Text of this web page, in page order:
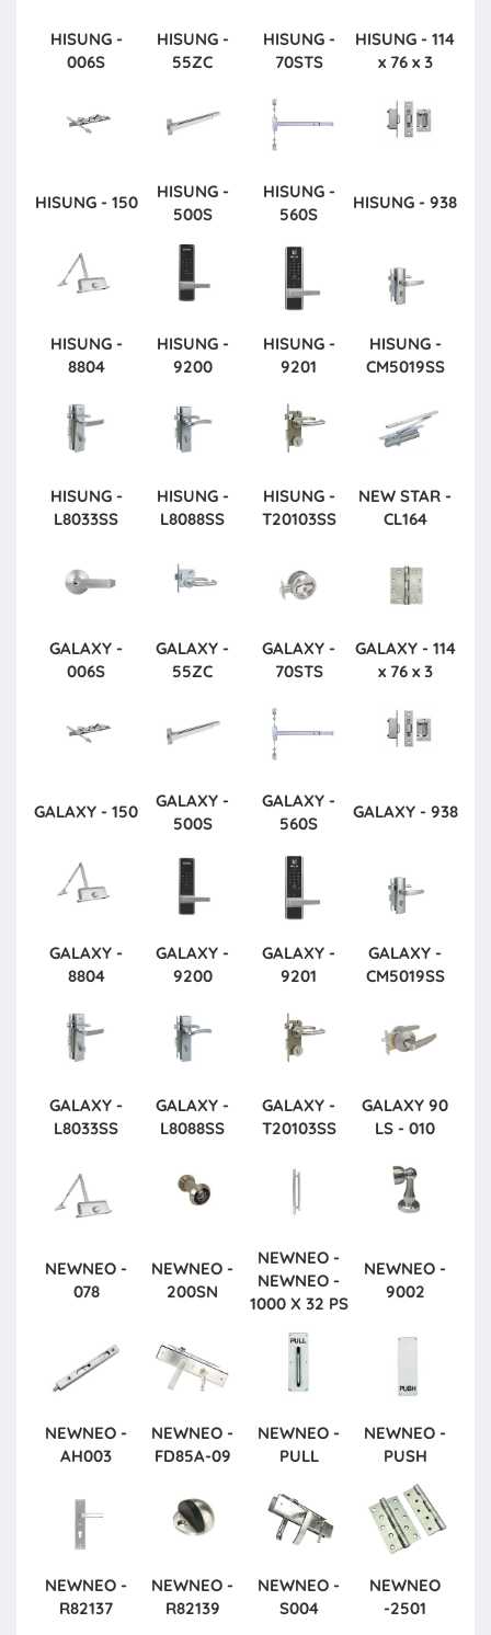
HISUNG -
006S
HISUNG -
55ZC
HISUNG -
70STS
HISUNG - 114
x 76 x 3
HISUNG - 150
HISUNG -
500S
HISUNG -
560S
HISUNG - 938
HISUNG -
8804
HISUNG -
9200
HISUNG -
9201
HISUNG -
CM5019SS
HISUNG -
L8033SS
HISUNG -
L8088SS
HISUNG -
T20103SS
NEW STAR -
CL164
GALAXY -
006S
GALAXY -
55ZC
GALAXY -
70STS
GALAXY - 114
x 76 x 3
GALAXY - 150
GALAXY -
500S
GALAXY -
560S
GALAXY - 938
GALAXY -
8804
GALAXY -
9200
GALAXY -
9201
GALAXY -
CM5019SS
GALAXY -
L8033SS
GALAXY -
L8088SS
GALAXY -
T20103SS
GALAXY 90
LS - 010
NEWNEO -
078
NEWNEO -
200SN
NEWNEO -
NEWNEO -
1000 X 32 PS
NEWNEO -
9002
NEWNEO -
AH003
NEWNEO -
FD85A-09
NEWNEO -
PULL
NEWNEO -
PUSH
NEWNEO -
R82137
NEWNEO -
R82139
NEWNEO -
S004
NEWNEO
-2501